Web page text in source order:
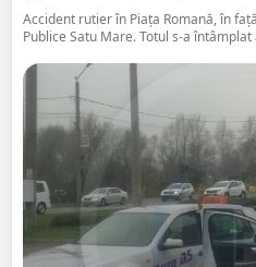
Accident rutier în Piața Romană, în
Publice Satu Mare. Totul s-a